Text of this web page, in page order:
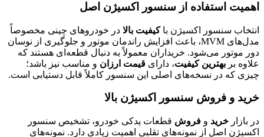
اهمیت استفاده از سنسور اکسیژن اصل
انتخاب سنسور اکسیژن باکیفیت بالا در خودروهای چینی مخصوصاً
مدل‌های MVM، باعث افزایش راندمان موتور و جلوگیری از نوسان
دور موتور می‌شود. خریداران معمولاً به دنبال قطعه‌ای هستند که
علاوه بر بهترین کیفیت، دارای قیمت ارزان و مناسب نیز باشد؛
چیزی که در نسخه‌های اصلی این سنسور کاملاً قابل دستیابی است.
خرید و فروش سنسور اکسیژن بالا
در بازار خرید و فروش قطعات یدکی خودرو، تشخیص سنسور
اکسیژن اصل از نمونه‌های تقلبی اهمیت زیادی دارد. نمونه‌های